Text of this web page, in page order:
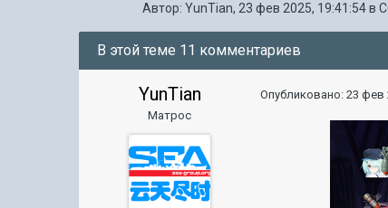
Автор:YunTian, 23 фев 2025, 19:41:54в
В этой теме 11 комментариев
YunTian
Матрос
Опубликовано:23 фев